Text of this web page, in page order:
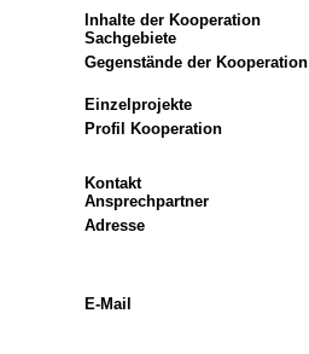
Inhalte der Kooperation
Sachgebiete
Gegenstände der Kooperation
Einzelprojekte
Profil Kooperation
Kontakt
Ansprechpartner
Adresse
E-Mail